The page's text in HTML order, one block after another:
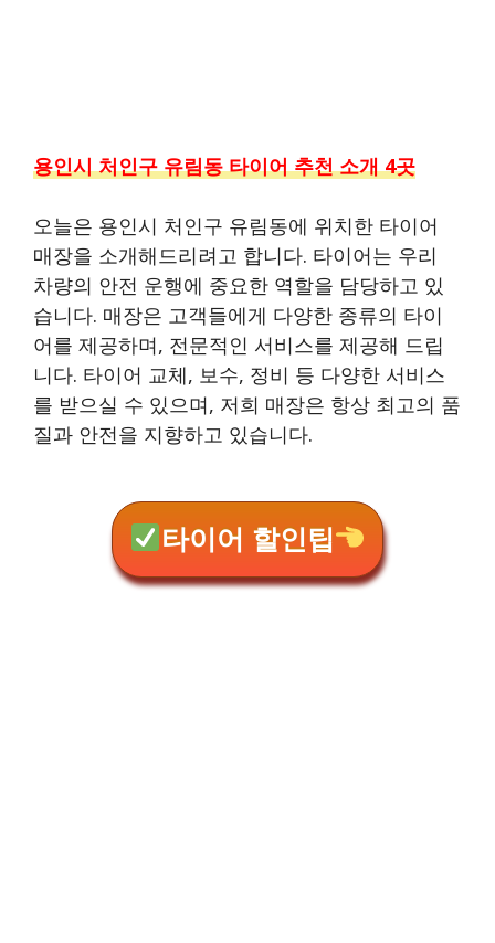
용인시 처인구 유림동 타이어 추천 소개 4곳
오늘은 용인시 처인구 유림동에 위치한 타이어
매장을 소개해드리려고 합니다. 타이어는 우리
차량의 안전 운행에 중요한 역할을 담당하고 있
습니다. 매장은 고객들에게 다양한 종류의 타이
어를 제공하며, 전문적인 서비스를 제공해 드립
니다. 타이어 교체, 보수, 정비 등 다양한 서비스
를 받으실 수 있으며, 저희 매장은 항상 최고의 품
질과 안전을 지향하고 있습니다.
타이어 할인팁